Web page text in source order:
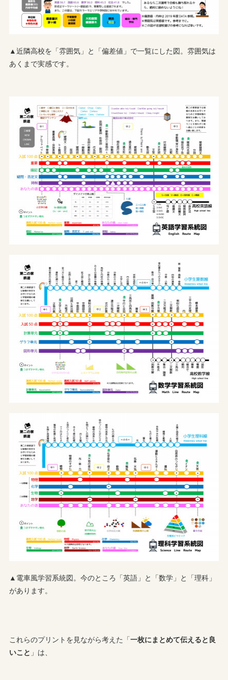
▲近隣高校を「雰囲気」と「偏差値」で一覧にした図。雰囲気は
あくまで実感です。
▲電車風学習系統図。今のところ「英語」と「数学」と「理科」
があります。
これらのプリントを見ながら考えた「一枚にまとめて伝えると良
いこと 」は、